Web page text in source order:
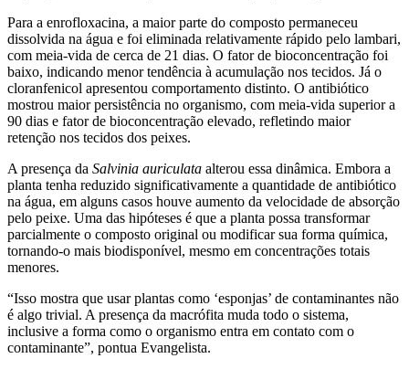
Para a enrofloxacina, a maior parte do composto permaneceu
dissolvida na água e foi eliminada relativamente rápido pelo lambari,
com meia-vida de cerca de 21 dias. O fator de bioconcentração foi
baixo, indicando menor tendência à acumulação nos tecidos. Já o
cloranfenicol apresentou comportamento distinto. O antibiótico
mostrou maior persistência no organismo, com meia-vida superior a
90 dias e fator de bioconcentração elevado, refletindo maior
retenção nos tecidos dos peixes.
A presença da Salvinia auriculata alterou essa dinâmica. Embora a
planta tenha reduzido significativamente a quantidade de antibiótico
na água, em alguns casos houve aumento da velocidade de absorção
pelo peixe. Uma das hipóteses é que a planta possa transformar
parcialmente o composto original ou modificar sua forma química,
tornando-o mais biodisponível, mesmo em concentrações totais
menores.
“Isso mostra que usar plantas como ‘esponjas’ de contaminantes não
é algo trivial. A presença da macrófita muda todo o sistema,
inclusive a forma como o organismo entra em contato com o
contaminante”, pontua Evangelista.